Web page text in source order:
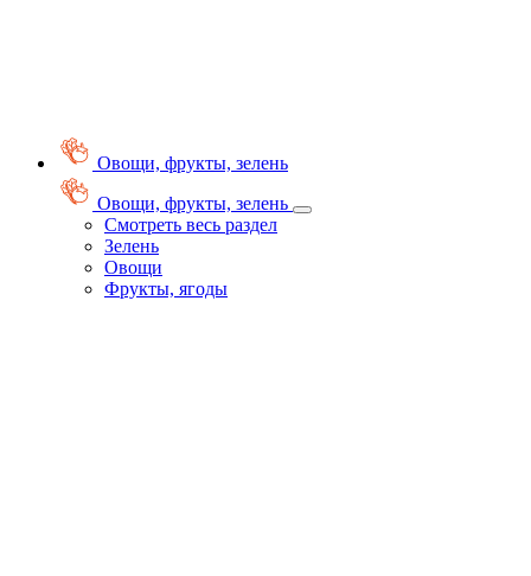
Овощи, фрукты, зелень
Овощи, фрукты, зелень
Смотреть весь раздел
Зелень
Овощи
Фрукты, ягоды